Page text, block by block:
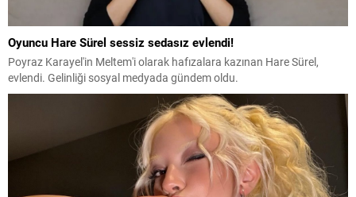
Oyuncu Hare Sürel sessiz sedasız evlendi!
Poyraz Karayel'in Meltem'i olarak hafızalara kazınan Hare Sürel,
evlendi. Gelinliği sosyal medyada gündem oldu.